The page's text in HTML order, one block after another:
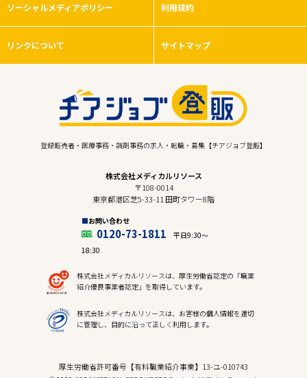
0件
ソーシャルメディアポリシー 利用規約
リンクについて サイトマップ
登録販売者・医療事務・調剤事務の求人・転職・募集【チアジョブ登販】
株式会社メディカルリソース
〒108-0014
東京都港区芝5-33-11 田町タワー8階
お問い合わせ
0120-73-1811
平日9:30〜
18:30
株式会社メディカルリソースは、厚生労働省認定の「職業
紹介優良事業者認定」を取得しています。
株式会社メディカルリソースは、お客様の個人情報を適切
に管理し、目的に沿って正しく利用します。
厚生労働省許可番号【有料職業紹介事業】13-ユ-010743